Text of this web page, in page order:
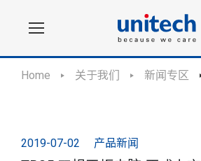
Home 关于我们 新闻专区
2019-07-02 产品新闻